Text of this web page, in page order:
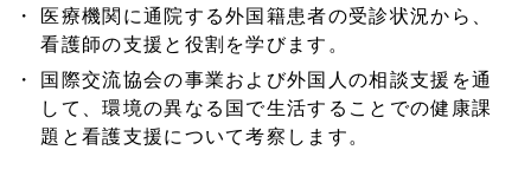
医療機関に通院する外国籍患者の受診状況から、
看護師の支援と役割を学びます。
国際交流協会の事業および外国人の相談支援を通
して、環境の異なる国で生活することでの健康課
題と看護支援について考察します。